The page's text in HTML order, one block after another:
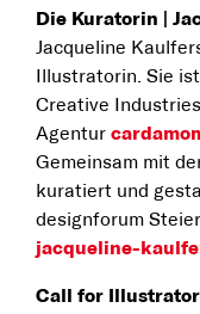
Die Kuratorin |
Jacqueline
Illustratorin. Sie
Creative
Agentur
Gemeinsam mit
kuratiert und
designforum
jacqueline-
Call for